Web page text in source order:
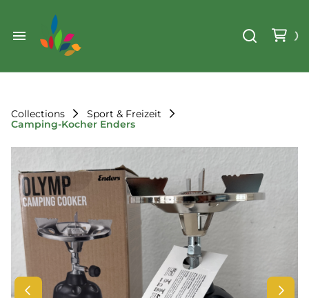
Start
Sortiment
Weihnachten
Werkzeug & Renovierung
Der Verein
Leihregeln
Der Verein
Standorte
Unsere Ziele
Kontakt
FAQ
Collections
Sport & Freizeit
Camping-Kocher Enders